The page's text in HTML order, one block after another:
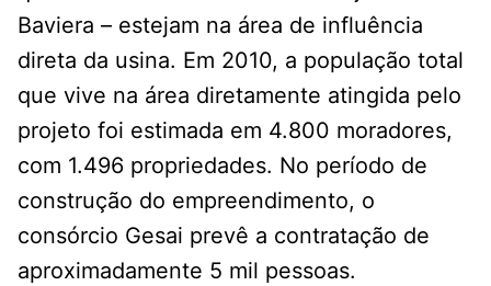
Baviera – estejam na área de influência
direta da usina. Em 2010, a população total
que vive na área diretamente atingida pelo
projeto foi estimada em 4.800 moradores,
com 1.496 propriedades. No período de
construção do empreendimento, o
consórcio Gesai prevê a contratação de
aproximadamente 5 mil pessoas.